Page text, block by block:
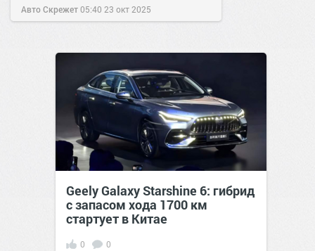
Авто Скрежет05:40 23 окт 2025
Geely Galaxy Starshine 6: гибрид
с запасом хода 1700 км
стартует в Китае
0 0